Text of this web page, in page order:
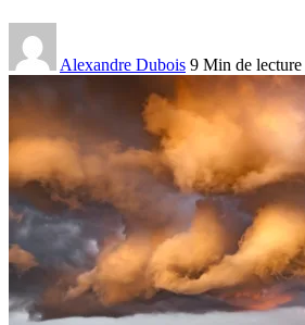
Alexandre Dubois 9 Min de lecture